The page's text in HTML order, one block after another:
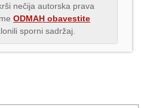
nečija autorska prava
ODMAH obavestite
sporni sadržaj.